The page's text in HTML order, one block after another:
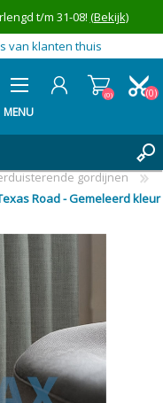
t/m 31-08! (Bekijk)
van klanten thuis
MENU
(0)
(0)
gordijnen
Road - Gemeleerd kleur